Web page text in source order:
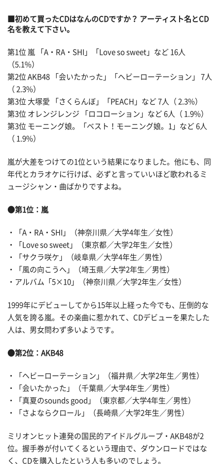
■初めて買ったCDはなんのCDですか？ アーティスト名とCD
名を教えて下さい。
第1位 嵐 「A・RA・SHI」「Love so sweet」など 16人
（5.1%）
第2位 AKB48 「会いたかった」「ヘビーローテーション」 7人
（ 2.3%）
第3位 大塚愛 「さくらんぼ」「PEACH」など 7人（ 2.3%）
第3位 オレンジレンジ 「ロコローション」など 6人（ 1.9%）
第3位 モーニング娘。「ベスト！モーニング娘。1」など 6人
（ 1.9%）
嵐が大差をつけての1位という結果になりました。他にも、同
年代とカラオケに行けば、必ずと言っていいほど歌われるミ
ュージシャン・曲ばかりですよね。
●第1位：嵐
・「A・RA・SHI」（神奈川県／大学4年生／女性）
・「Love so sweet」（東京都／大学2年生／女性）
・「サクラ咲ケ」（岐阜県／大学4年生／男性）
・「風の向こうへ」（埼玉県／大学2年生／男性）
・アルバム「5×10」（神奈川県／大学2年生／女性）
1999年にデビューしてから15年以上経った今でも、圧倒的な
人気を誇る嵐。その楽曲に惹かれて、CDデビューを果たした
人は、男女問わず多いようです。
●第2位：AKB48
・「ヘビーローテーション」（福井県／大学2年生／男性）
・「会いたかった」（千葉県／大学4年生／男性）
・「真夏のsounds good」（東京都／大学4年生／男性）
・「さよならクロール」（長崎県／大学2年生／男性）
ミリオンヒット連発の国民的アイドルグループ・AKB48が2
位。握手券が付いてくるという理由で、ダウンロードではな
く、CDを購入したという人も多いのでしょう。